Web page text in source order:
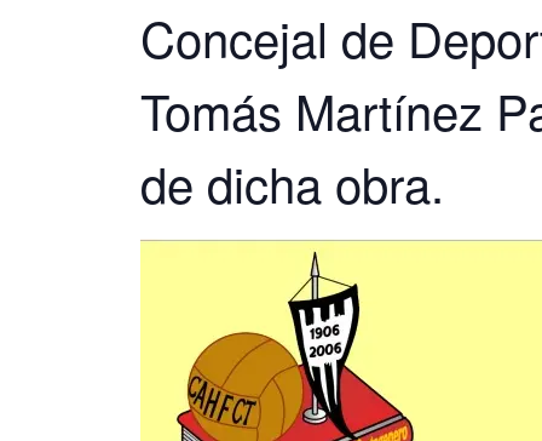
Concejal de
Tomás Martínez
de dicha obra.